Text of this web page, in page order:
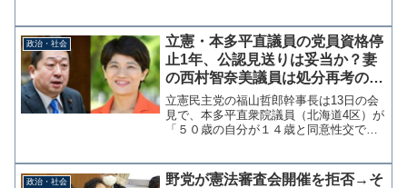
は同日午前、玉木氏は同日午後に参拝。
玉木氏によると、そろって...
政治・社会
立憲・本多平直議員の党員資格停
止1年、公認見送りは妥当か？妻
の西村智奈美議員は処分再考の嘆
願書提出するも本質は別のところ
に
立憲民主党の福山哲郎幹事長は13日の会
見で、本多平直衆院議員（北海道4区）が
「５０歳の自分が１４歳と同意性交で捕
ハラスメント防止対策委員会がまとめた
政治・社会
野党が憲法審査会開催を拒否→そ